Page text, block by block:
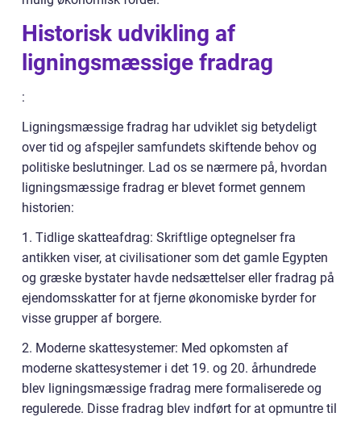
Historisk udvikling af
ligningsmæssige fradrag
:
Ligningsmæssige fradrag har udviklet sig betydeligt
over tid og afspejler samfundets skiftende behov og
politiske beslutninger. Lad os se nærmere på, hvordan
ligningsmæssige fradrag er blevet formet gennem
historien:
1. Tidlige skatteafdrag: Skriftlige optegnelser fra
antikken viser, at civilisationer som det gamle Egypten
og græske bystater havde nedsættelser eller fradrag på
ejendomsskatter for at fjerne økonomiske byrder for
visse grupper af borgere.
2. Moderne skattesystemer: Med opkomsten af
moderne skattesystemer i det 19. og 20. århundrede
blev ligningsmæssige fradrag mere formaliserede og
regulerede. Disse fradrag blev indført for at opmuntre til